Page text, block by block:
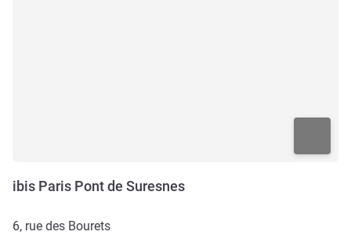
ibis Paris Pont de Suresnes
6, rue des Bourets